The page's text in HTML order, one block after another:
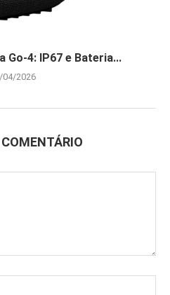
Go-4: IP67 e Bateria...
04/2026